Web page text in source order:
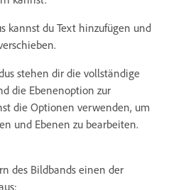
kannst du Text hinzufügen und
stehen dir die vollständige
die Ebenenoption zur
die Optionen verwenden, um
und Ebenen zu bearbeiten.
des Bildbands einen der